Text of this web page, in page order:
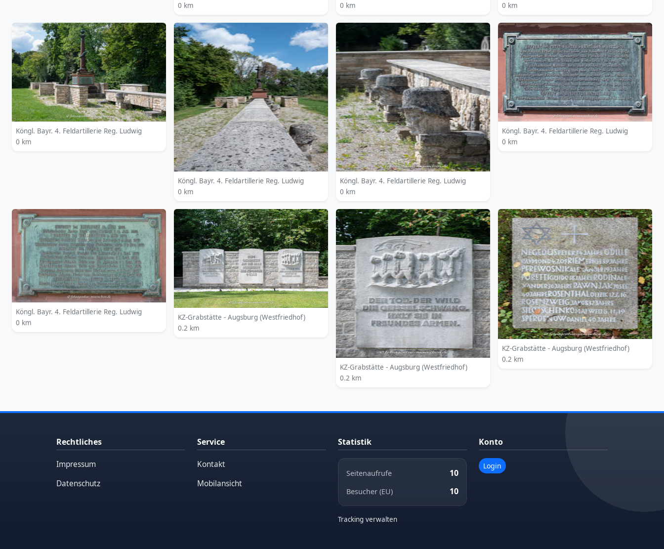
0 km
0 km
0 km
Köngl. Bayr. 4. Feldartillerie Reg. Ludwig
0 km
Köngl. Bayr. 4. Feldartillerie Reg. Ludwig
0 km
Köngl. Bayr. 4. Feldartillerie Reg. Ludwig
0 km
Köngl. Bayr. 4. Feldartillerie Reg. Ludwig
0 km
Köngl. Bayr. 4. Feldartillerie Reg. Ludwig
0 km
KZ-Grabstätte - Augsburg (Westfriedhof)
0.2 km
KZ-Grabstätte - Augsburg (Westfriedhof)
0.2 km
KZ-Grabstätte - Augsburg (Westfriedhof)
0.2 km
Rechtliches
Impressum
Datenschutz
Service
Kontakt
Mobilansicht
Statistik
Seitenaufrufe 10
Besucher (EU) 10
Tracking verwalten
Konto
Login